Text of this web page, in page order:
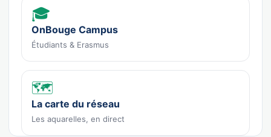
🎓
OnBouge Campus
Étudiants & Erasmus
🗺️
La carte du réseau
Les aquarelles, en direct